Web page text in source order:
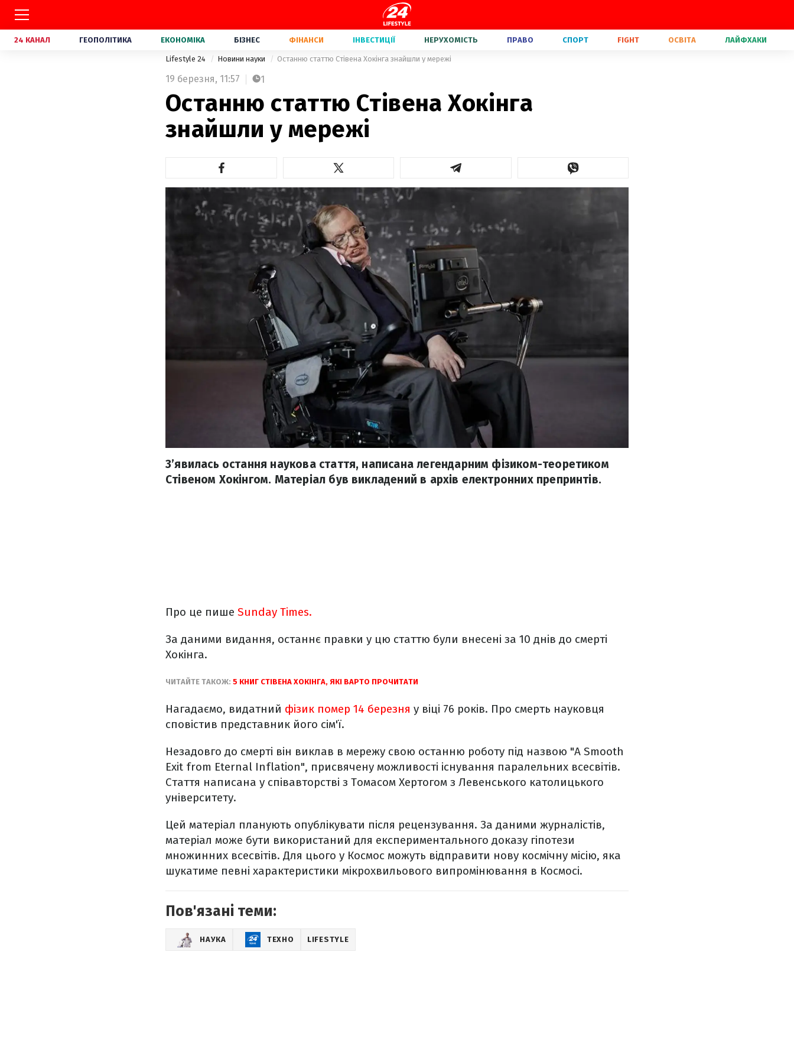
24 КАНАЛ ГЕОПОЛІТИКА ЕКОНОМІКА БІЗНЕС ФІНАНСИ ІНВЕСТИЦІЇ НЕРУХОМІСТЬ ПРАВО СПОРТ FIGHT ОСВІТА ЛАЙФХАКИ
Lifestyle 24 Новини науки Останню статтю Стівена Хокінга знайшли у мережі
19 березня, 11:57 1
Останню статтю Стівена Хокінга
знайшли у мережі
З’явилась остання наукова стаття, написана легендарним фізиком-теоретиком
Стівеном Хокінгом. Матеріал був викладений в архів електронних препринтів.
Про це пише Sunday Times.
За даними видання, останнє правки у цю статтю були внесені за 10 днів до смерті
Хокінга.
ЧИТАЙТЕ ТАКОЖ: 5 КНИГ СТІВЕНА ХОКІНГА, ЯКІ ВАРТО ПРОЧИТАТИ
Нагадаємо, видатний фізик помер 14 березня у віці 76 років. Про смерть науковця
сповістив представник його сім'ї.
Незадовго до смерті він виклав в мережу свою останню роботу під назвою "A Smooth
Exit from Eternal Inflation", присвячену можливості існування паралельних всесвітів.
Стаття написана у співавторстві з Томасом Хертогом з Левенського католицького
університету.
Цей матеріал планують опублікувати після рецензування. За даними журналістів,
матеріал може бути використаний для експериментального доказу гіпотези
множинних всесвітів. Для цього у Космос можуть відправити нову космічну місію, яка
шукатиме певні характеристики мікрохвильового випромінювання в Космосі.
Пов'язані теми:
НАУКА ТЕХНО LIFESTYLE